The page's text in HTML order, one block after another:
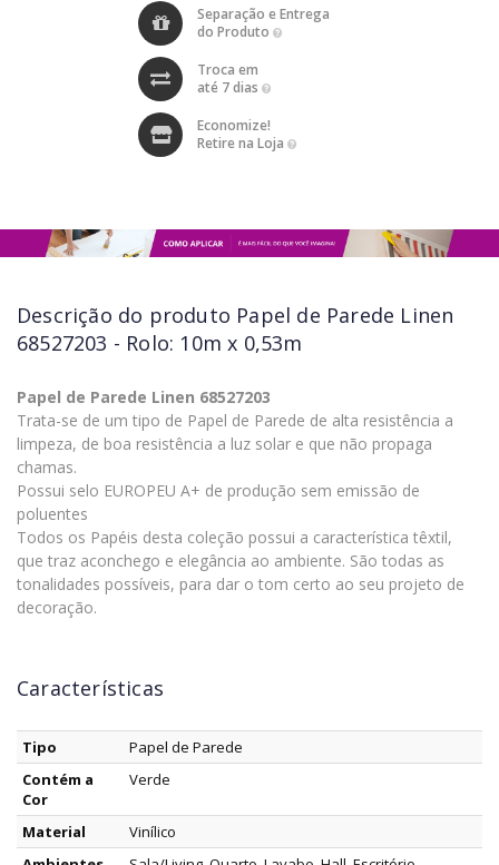
Separação e Entrega
do Produto
Troca em
até 7 dias
Economize!
Retire na Loja
Descrição do produto Papel de Parede Linen
68527203 - Rolo: 10m x 0,53m
Papel de Parede Linen 68527203
Trata-se de um tipo de Papel de Parede de alta resistência a
limpeza, de boa resistência a luz solar e que não propaga
chamas.
Possui selo EUROPEU A+ de produção sem emissão de
poluentes
Todos os Papéis desta coleção possui a característica têxtil,
que traz aconchego e elegância ao ambiente. São todas as
tonalidades possíveis, para dar o tom certo ao seu projeto de
decoração.
Características
Tipo
Papel de Parede
Contém a
Cor
Verde
Material
Vinílico